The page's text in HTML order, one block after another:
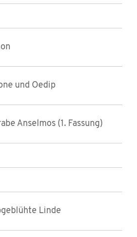
und Oedip
Anselmos (1. Fassung)
Linde